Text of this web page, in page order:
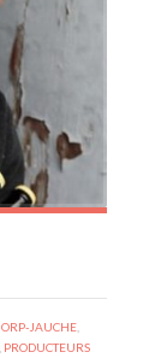
ORP-JAUCHE
PRODUCTEURS